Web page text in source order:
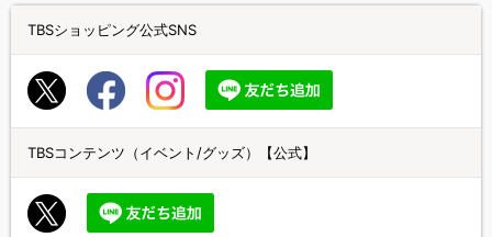
TBSショッピング公式SNS
TBSコンテンツ（イベント/グッズ）【公式】